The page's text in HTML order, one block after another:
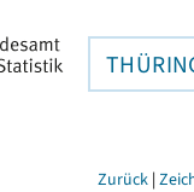
Zurück |